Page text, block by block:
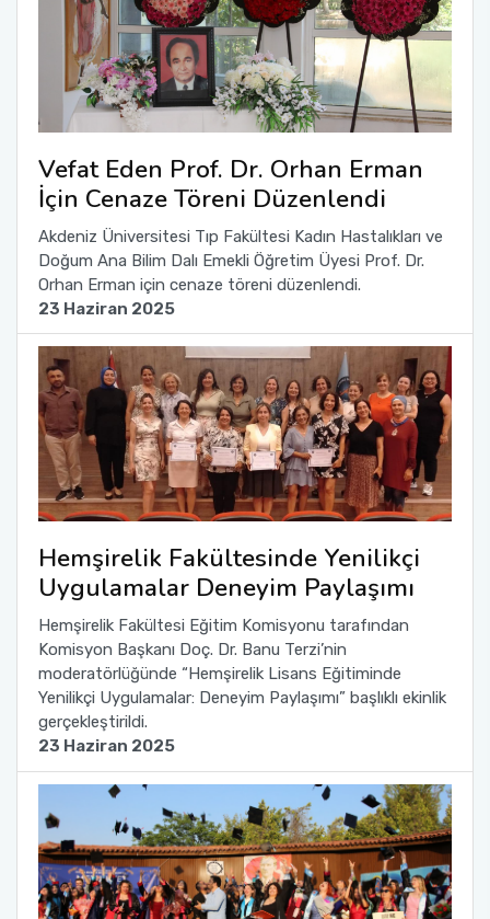
Vefat Eden Prof. Dr. Orhan Erman
İçin Cenaze Töreni Düzenlendi
Akdeniz Üniversitesi Tıp Fakültesi Kadın Hastalıkları ve
Doğum Ana Bilim Dalı Emekli Öğretim Üyesi Prof. Dr.
Orhan Erman için cenaze töreni düzenlendi.
23 Haziran 2025
Hemşirelik Fakültesinde Yenilikçi
Uygulamalar Deneyim Paylaşımı
Hemşirelik Fakültesi Eğitim Komisyonu tarafından
Komisyon Başkanı Doç. Dr. Banu Terzi’nin
moderatörlüğünde “Hemşirelik Lisans Eğitiminde
Yenilikçi Uygulamalar: Deneyim Paylaşımı” başlıklı ekinlik
gerçekleştirildi.
23 Haziran 2025